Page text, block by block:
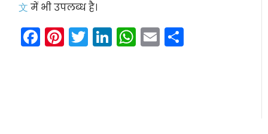
文 में भी उपलब्ध है।
Facebook
Pinterest
Twitter
LinkedIn
WhatsApp
Email